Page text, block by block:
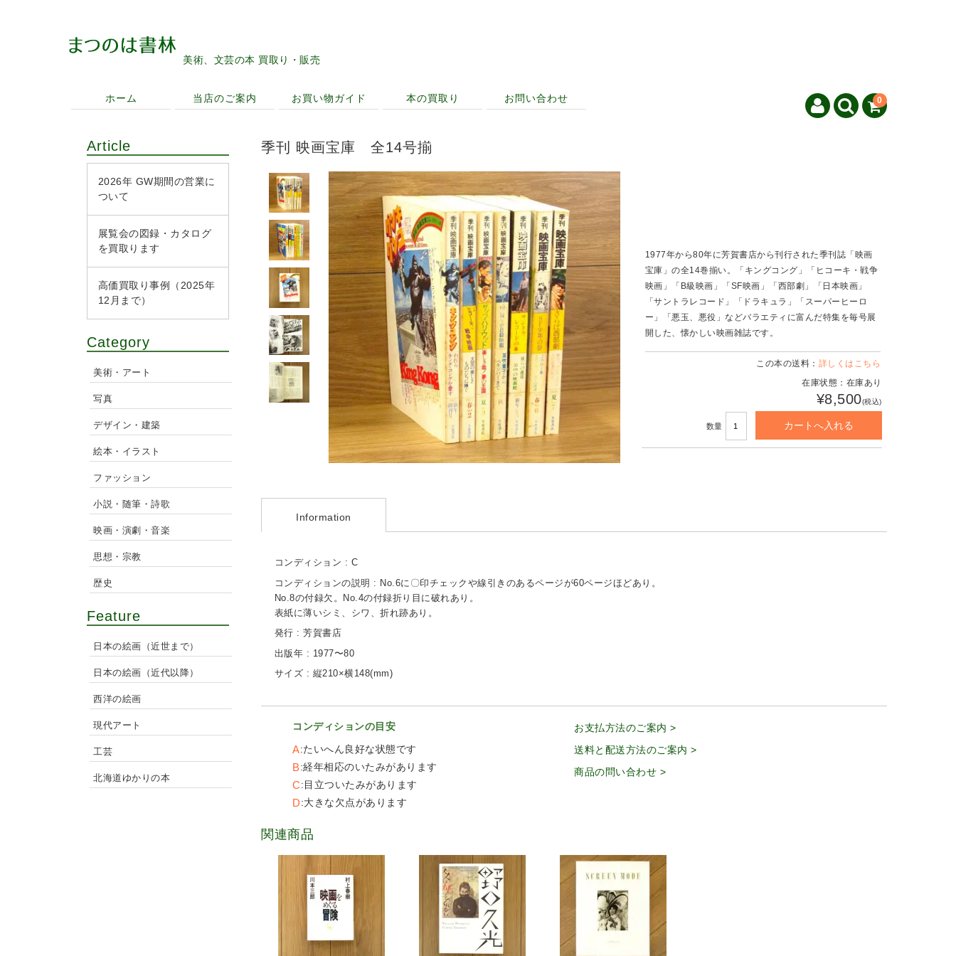
美術、文芸の本 買取り・販売
0
ホーム 当店のご案内 お買い物ガイド 本の買取り お問い合わせ
季刊 映画宝庫 全14号揃
1977年から80年に芳賀書店から刊行された季刊誌「映画
宝庫」の全14巻揃い。「キングコング」「ヒコーキ・戦争
映画」「B級映画」「SF映画」「西部劇」「日本映画」
「サントラレコード」「ドラキュラ」「スーパーヒーロ
ー」「悪玉、悪役」などバラエティに富んだ特集を毎号展
開した、懐かしい映画雑誌です。
この本の送料： 詳しくはこちら
在庫状態：在庫あり
¥8,500(税込)
数量
Information
コンディション : C
コンディションの説明 : No.6に〇印チェックや線引きのあるページが60ページほどあり。
No.8の付録欠。No.4の付録折り目に破れあり。
表紙に薄いシミ、シワ、折れ跡あり。
発行 : 芳賀書店
出版年 : 1977〜80
サイズ : 縦210×横148(mm)
コンディションの目安
A たいへん良好な状態です
B 経年相応のいたみがあります
C 目立ついたみがあります
D 大きな欠点があります
お支払方法のご案内 >
送料と配送方法のご案内 >
商品の問い合わせ >
関連商品
Article
2026年 GW期間の営業に
ついて
展覧会の図録・カタログ
を買取ります
高価買取り事例（2025年
12月まで）
Category
美術・アート
写真
デザイン・建築
絵本・イラスト
ファッション
小説・随筆・詩歌
映画・演劇・音楽
思想・宗教
歴史
Feature
日本の絵画（近世まで）
日本の絵画（近代以降）
西洋の絵画
現代アート
工芸
北海道ゆかりの本